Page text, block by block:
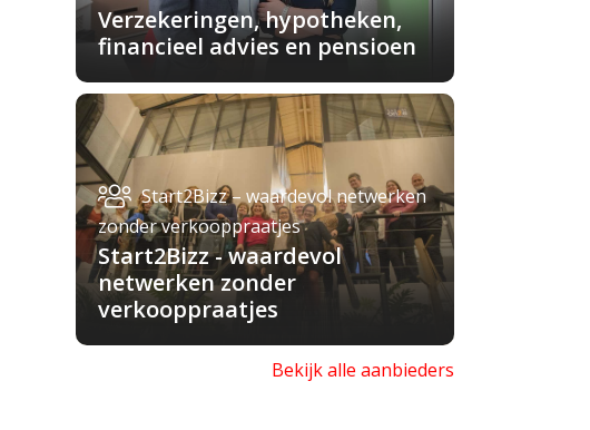
Verzekeringen, hypotheken,
financieel advies en pensioen
Start2Bizz – waardevol netwerken
zonder verkooppraatjes
Start2Bizz - waardevol
netwerken zonder
verkooppraatjes
Bekijk alle aanbieders